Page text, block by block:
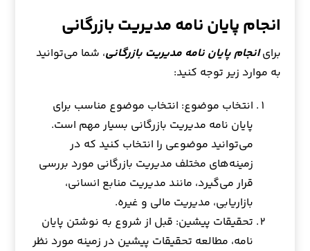
انجام پایان نامه مدیریت بازرگانی
برایانجام پایان نامه مدیریت بازرگانی، شما می‌توانید
به موارد زیر توجه کنید:
انتخاب موضوع: انتخاب موضوع مناسب برای
پایان نامه مدیریت بازرگانی بسیار مهم است.
می‌توانید موضوعی را انتخاب کنید که در
زمینه‌های مختلف مدیریت بازرگانی مورد بررسی
قرار می‌گیرد، مانند مدیریت منابع انسانی،
بازاریابی، مدیریت مالی و غیره.
تحقیقات پیشین: قبل از شروع به نوشتن پایان
نامه، مطالعه تحقیقات پیشین در زمینه مورد نظر